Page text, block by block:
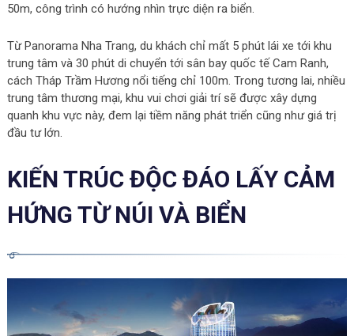
50m, công trình có hướng nhìn trực diện ra biển.
Từ Panorama Nha Trang, du khách chỉ mất 5 phút lái xe tới khu
trung tâm và 30 phút di chuyển tới sân bay quốc tế Cam Ranh,
cách Tháp Trầm Hương nổi tiếng chỉ 100m. Trong tương lai, nhiều
trung tâm thương mại, khu vui chơi giải trí sẽ được xây dựng
quanh khu vực này, đem lại tiềm năng phát triển cũng như giá trị
đầu tư lớn.
KIẾN TRÚC ĐỘC ĐÁO LẤY CẢM
HỨNG TỪ NÚI VÀ BIỂN